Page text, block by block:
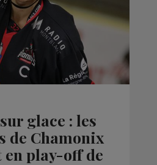
glace : les
de Chamonix
play-off de